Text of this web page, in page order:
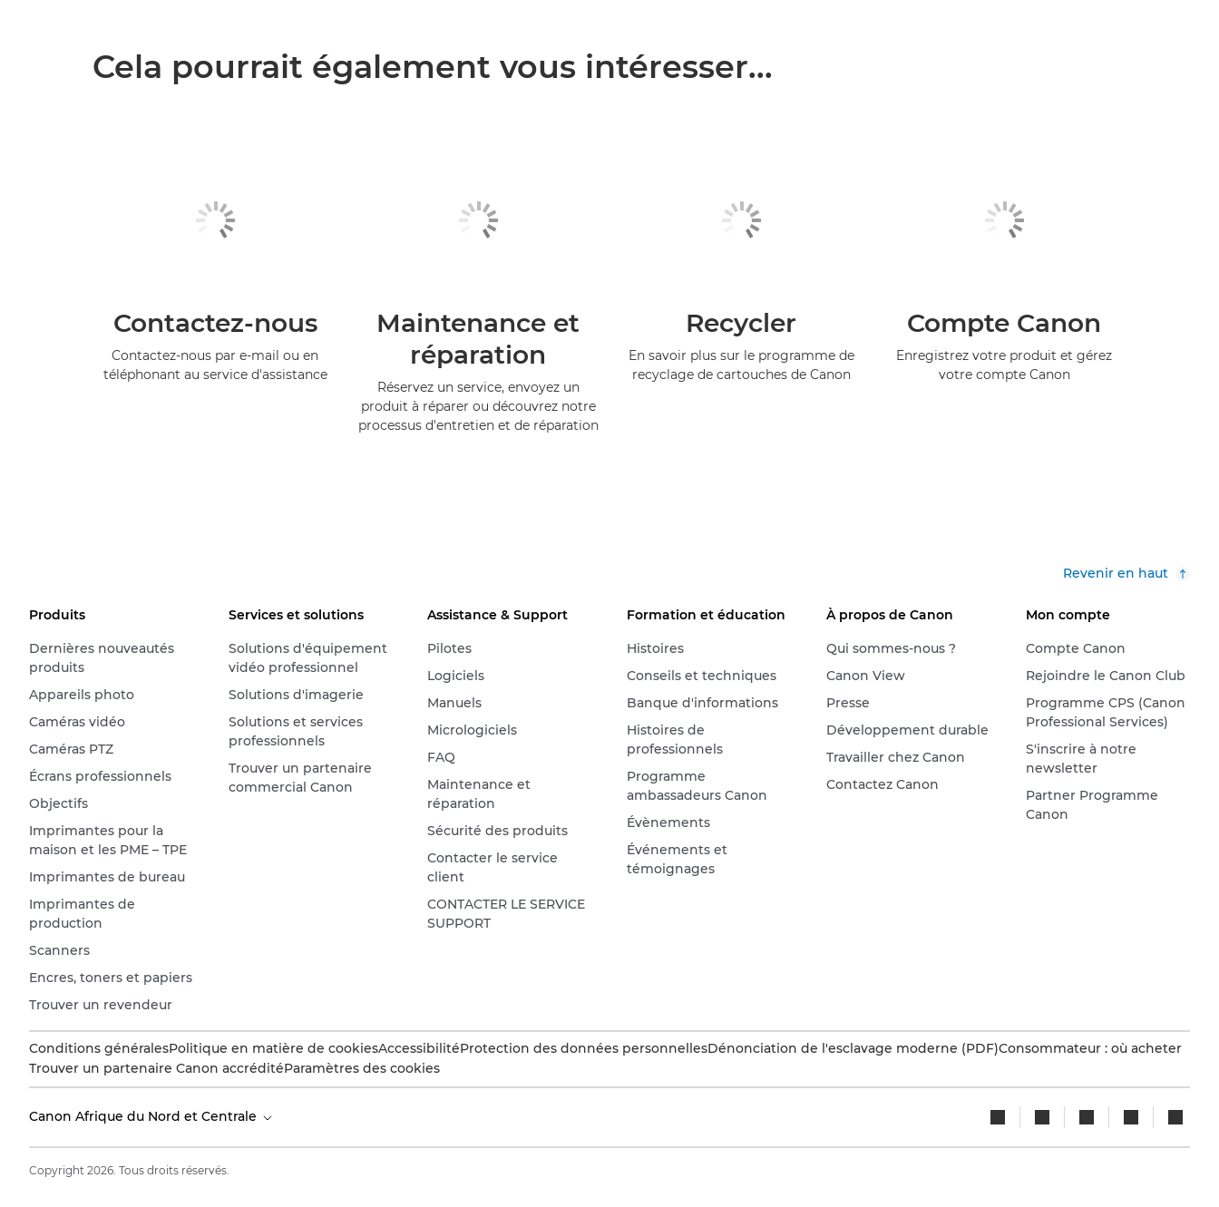
Cela pourrait également vous intéresser...
Contactez-nous
Contactez-nous par e-mail ou en
téléphonant au service d'assistance
Maintenance et
réparation
Réservez un service, envoyez un
produit à réparer ou découvrez notre
processus d'entretien et de réparation
Recycler
En savoir plus sur le programme de
recyclage de cartouches de Canon
Compte Canon
Enregistrez votre produit et gérez
votre compte Canon
Revenir en haut
Produits
Dernières nouveautés
produits
Appareils photo
Caméras vidéo
Caméras PTZ
Écrans professionnels
Objectifs
Imprimantes pour la
maison et les PME – TPE
Imprimantes de bureau
Imprimantes de
production
Scanners
Encres, toners et papiers
Trouver un revendeur
Services et solutions
Solutions d'équipement
vidéo professionnel
Solutions d'imagerie
Solutions et services
professionnels
Trouver un partenaire
commercial Canon
Assistance & Support
Pilotes
Logiciels
Manuels
Micrologiciels
FAQ
Maintenance et
réparation
Sécurité des produits
Contacter le service
client
CONTACTER LE SERVICE
SUPPORT
Formation et éducation
Histoires
Conseils et techniques
Banque d'informations
Histoires de
professionnels
Programme
ambassadeurs Canon
Évènements
Événements et
témoignages
À propos de Canon
Qui sommes-nous ?
Canon View
Presse
Développement durable
Travailler chez Canon
Contactez Canon
Mon compte
Compte Canon
Rejoindre le Canon Club
Programme CPS (Canon
Professional Services)
S'inscrire à notre
newsletter
Partner Programme
Canon
Conditions généralesPolitique en matière de cookiesAccessibilitéProtection des données personnellesDénonciation de l'esclavage moderne (PDF)Consommateur : où acheter
Trouver un partenaire Canon accréditéParamètres des cookies
Canon Afrique du Nord et Centrale
Copyright 2026. Tous droits réservés.